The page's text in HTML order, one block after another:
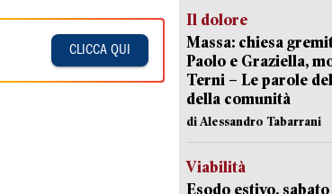
CLICCA QUI
Il dolore
Massa: chiesa
Paolo e Graziella,
Terni – Le parole
della comunità
di Alessandro Tabarrani
Viabilità
Esodo estivo,